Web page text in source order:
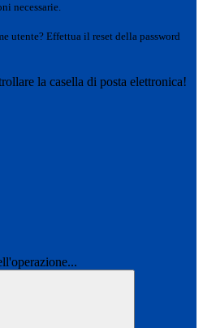
necessarie.
utente? Effettua il reset della password
la casella di posta elettronica!